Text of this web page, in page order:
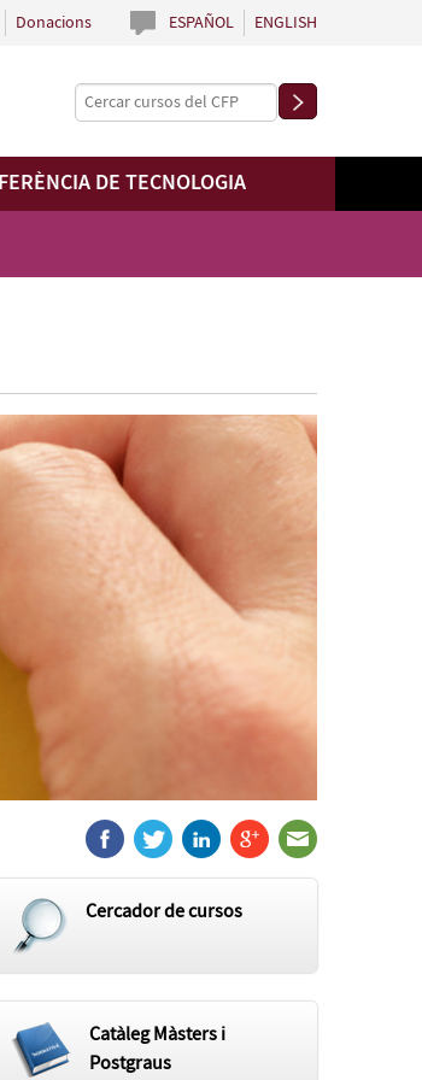
ESPAÑOL ENGLISH
Donacions
DE TECNOLOGIA
Cercador de cursos
Catàleg Màsters i
Postgraus